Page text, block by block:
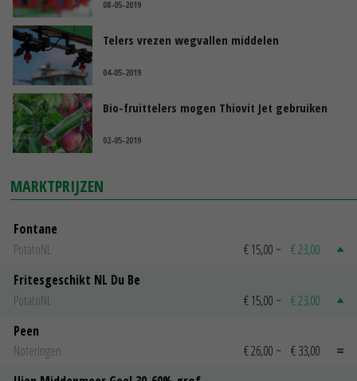
08-05-2019
Telers vrezen wegvallen middelen
04-05-2019
Bio-fruittelers mogen Thiovit Jet gebruiken
02-05-2019
MARKTPRIJZEN
Fontane
PotatoNL
€ 15,00 ~ € 23,00
Fritesgeschikt NL Du Be
PotatoNL
€ 15,00 ~ € 23,00
Peen
Noteringen
€ 26,00 ~ € 33,00